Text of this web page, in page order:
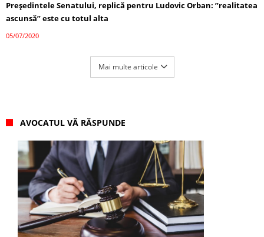
Preşedintele Senatului, replică pentru Ludovic Orban: ”realitatea
ascunsă” este cu totul alta
05/07/2020
Mai multe articole
AVOCATUL VĂ RĂSPUNDE